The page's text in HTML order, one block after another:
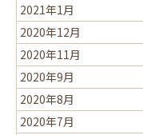
2021年1月
2020年12月
2020年11月
2020年9月
2020年8月
2020年7月